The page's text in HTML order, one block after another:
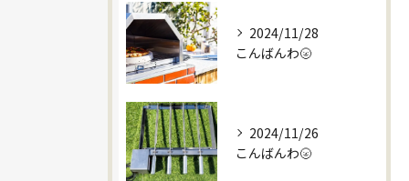
2024/11/28
こんばんわ🌝
2024/11/26
こんばんわ🌝